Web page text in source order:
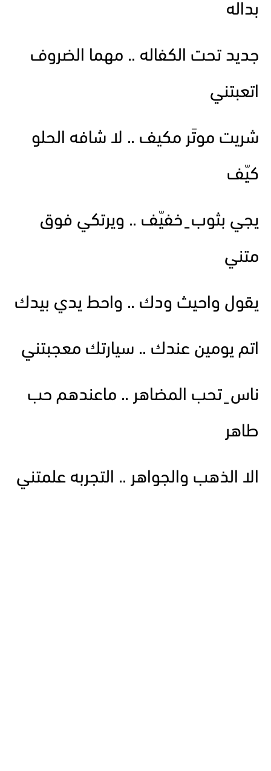
بداله
جديد تحت الكفاله .. مهما الضروف
اتعبتني
شريت موتَر مكيف .. لا شافه الحلو
كيّف
يجي بثوب ٍ خفيّف .. ويرتكي فوق
متني
يقول واحيث ودك .. واحط يدي بيدك
اتم يومين عندك .. سيارتك معجبتني
ناس ٍ تحب المضاهر .. ماعندهم حب
طاهر
الا الذهب والجواهر .. التجربه علمتني